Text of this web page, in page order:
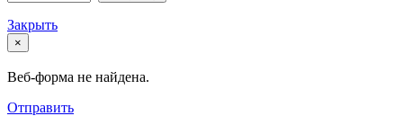
Закрыть
×
Веб-форма не найдена.
Отправить